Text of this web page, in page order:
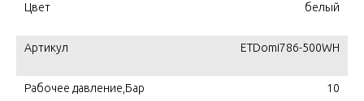
Цвет белый
Артикул ETDomi786-500WH
Рабочее давление,Бар 10